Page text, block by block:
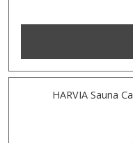
HARVIA Sauna